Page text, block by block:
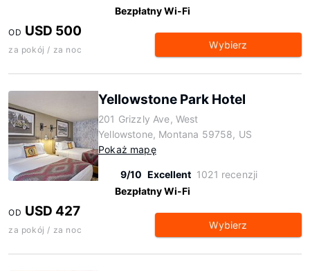
Bezpłatny Wi-Fi
OD USD 500
za pokój / za noc Wybierz
Yellowstone Park Hotel
201 Grizzly Ave, West
Yellowstone, Montana 59758, US
Pokaż mapę
9/10 Excellent 1021 recenzji
Bezpłatny Wi-Fi
OD USD 427
za pokój / za noc Wybierz